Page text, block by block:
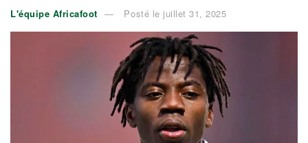
L'équipe Africafoot Posté le juillet 31, 2025